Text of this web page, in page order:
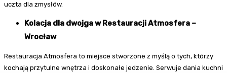
uczta dla zmysłów.
Kolacja dla dwojga w Restauracji Atmosfera –
Wrocław
Restauracja Atmosfera to miejsce stworzone z myślą o tych, którzy
kochają przytulne wnętrza i doskonałe jedzenie. Serwuje dania kuchni